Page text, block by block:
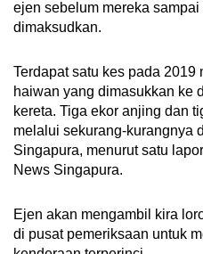
ejen sebelum mereka
dimaksudkan.
Terdapat satu kes pada 2019
haiwan yang dimasukkan ke
kereta. Tiga ekor anjing dan
melalui sekurang-kurangnya
Singapura, menurut satu
News Singapura.
Ejen akan mengambil kira
di pusat pemeriksaan untuk